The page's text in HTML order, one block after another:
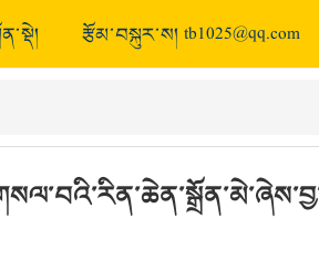
རྩོམ་བསྐུར་ས། tb1025@qq.com